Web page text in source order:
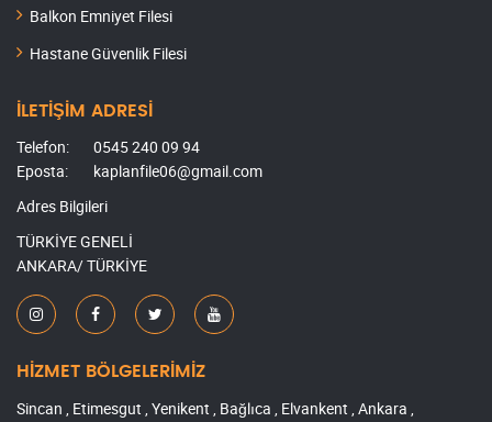
Balkon Emniyet Filesi
Hastane Güvenlik Filesi
İLETİŞİM ADRESİ
Telefon:
0545 240 09 94
Eposta:
kaplanfile06@gmail.com
Adres Bilgileri
TÜRKİYE GENELİ
ANKARA/ TÜRKİYE
HİZMET BÖLGELERİMİZ
Sincan , Etimesgut , Yenikent , Bağlıca , Elvankent , Ankara ,